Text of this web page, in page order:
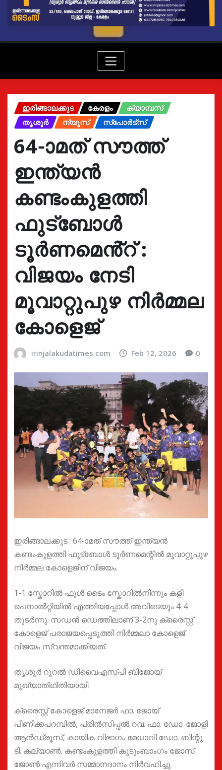
ഇരിങ്ങാലക്കുട കേരളം
ക്യാമ്പസ്
തൃശൂർ
ന്യൂസ് സ്പോർട്സ്
64-ാമത് സൗത്ത്
ഇന്ത്യൻ
കണ്ടംകുളത്തി
ഫുട്ബോൾ
ടൂർണമെൻ്റ് :
വിജയം നേടി
മൂവാറ്റുപുഴ നിർമ്മല
കോളെജ്
irinjalakudatimes.com Feb 12, 2026 0
ഇരിങ്ങാലക്കുട : 64-ാമത് സൗത്ത് ഇന്ത്യൻ
കണ്ടംകുളത്തി ഫുട്ബോൾ ടൂർണമെന്റിൽ മൂവാറ്റുപുഴ
നിർമ്മല കോളെജിന് വിജയം.
1-1 സ്കോറിൽ ഫുൾ ടൈം സ്കോറിൽനിന്നും കളി
പെനാൽറ്റിയിൽ എത്തിയപ്പോൾ അവിടെയും 4-4
തുടർന്നു. സഡൻ ഡെത്തിലാണ് 3-2നു ക്രൈസ്റ്റ്
കോളെജ് പരാജയപ്പെടുത്തി നിർമ്മലാ കോളെജ്
വിജയം സ്വന്തമാക്കിയത്.
തൃശൂർ റൂറൽ ഡിവൈഎസ്പി ബിജോയ്‌
മുഖ്യാതിഥിതിയായി.
ക്രൈസ്റ്റ് കോളെജ് മാനേജർ ഫാ. ജോയ്
പീണിക്കപറമ്പിൽ, പ്രിൻസിപ്പൽ റവ. ഫാ. ഡോ. ജോളി
ആൻഡ്രൂസ്, കായിക വിഭാഗം മേധാവി ഡോ. ബിന്റു
ടി. കല്യാൺ, കണ്ടംകുളത്തി കുടുംബാംഗം ജോസ്
ജോൺ എന്നിവർ സമ്മാനദാനം നിർവഹിച്ചു.